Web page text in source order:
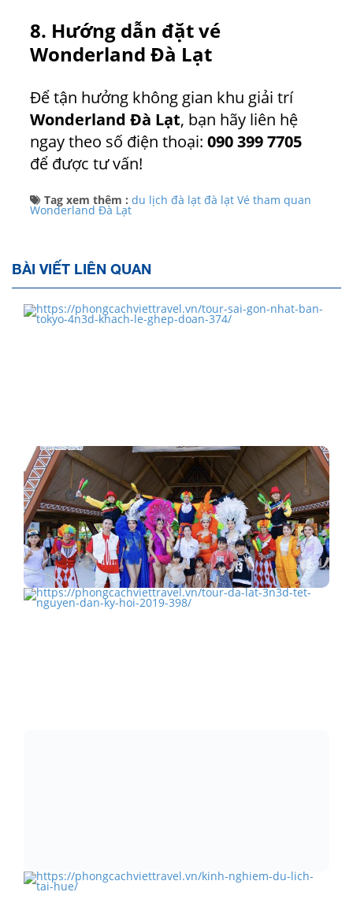
8. Hướng dẫn đặt vé
Wonderland Đà Lạt
Để tận hưởng không gian khu giải trí
Wonderland Đà Lạt, bạn hãy liên hệ
ngay theo số điện thoại: 090 399 7705
để được tư vấn!
Tag xem thêm : du lịch đà lạt đà lạt Vé tham quan
Wonderland Đà Lạt
BÀI VIẾT LIÊN QUAN
TOUR SÀI GÒN NHẬT BẢN TOKYO 4N3Đ KHÁCH LẺ
GHÉP ĐOÀN
Khám phá Tropicana tại Hồ Tràm
Thái Lan sẽ thu phí du lịch sau tháng 9